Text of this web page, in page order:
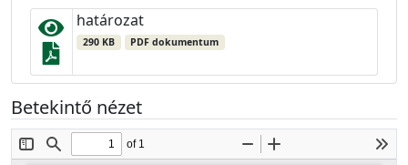
határozat
290 KB PDF dokumentum
Betekintő nézet